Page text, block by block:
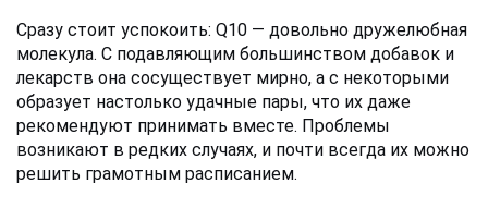
Сразу стоит успокоить: Q10 — довольно дружелюбная
молекула. С подавляющим большинством добавок и
лекарств она сосуществует мирно, а с некоторыми
образует настолько удачные пары, что их даже
рекомендуют принимать вместе. Проблемы
возникают в редких случаях, и почти всегда их можно
решить грамотным расписанием.